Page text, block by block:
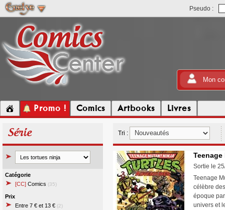
Pseudo :
Mon
Promo ! Comics Artbooks Livres
Série
Catégorie
[CC] Comics (35)
Prix
Entre 7 € et 13 € (2)
Tri :
Sortie le
Teenage
célèbre
époque
univers et